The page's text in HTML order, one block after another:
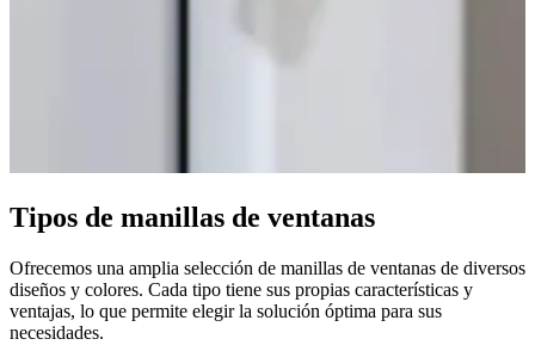
Tipos de manillas de ventanas
Ofrecemos una amplia selección de manillas de ventanas de diversos
diseños y colores. Cada tipo tiene sus propias características y
ventajas, lo que permite elegir la solución óptima para sus
necesidades.